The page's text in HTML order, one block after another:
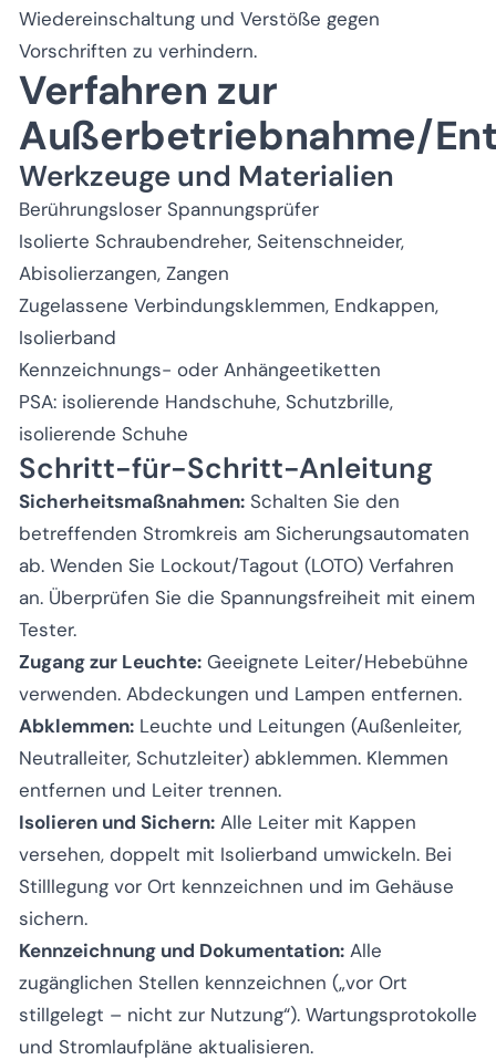
Wiedereinschaltung und Verstöße gegen
Vorschriften zu verhindern.
Verfahren zur
Außerbetriebnahme/
Werkzeuge und Materialien
Berührungsloser Spannungsprüfer
Isolierte Schraubendreher, Seitenschneider,
Abisolierzangen, Zangen
Zugelassene Verbindungsklemmen, Endkappen,
Isolierband
Kennzeichnungs- oder Anhängeetiketten
PSA: isolierende Handschuhe, Schutzbrille,
isolierende Schuhe
Schritt-für-Schritt-Anleitung
Sicherheitsmaßnahmen: Schalten Sie den
betreffenden Stromkreis am Sicherungsautomaten
ab. Wenden Sie Lockout/Tagout (LOTO) Verfahren
an. Überprüfen Sie die Spannungsfreiheit mit einem
Tester.
Zugang zur Leuchte: Geeignete Leiter/Hebebühne
verwenden. Abdeckungen und Lampen entfernen.
Abklemmen: Leuchte und Leitungen (Außenleiter,
Neutralleiter, Schutzleiter) abklemmen. Klemmen
entfernen und Leiter trennen.
Isolieren und Sichern: Alle Leiter mit Kappen
versehen, doppelt mit Isolierband umwickeln. Bei
Stilllegung vor Ort kennzeichnen und im Gehäuse
sichern.
Kennzeichnung und Dokumentation: Alle
zugänglichen Stellen kennzeichnen („vor Ort
stillgelegt – nicht zur Nutzung“). Wartungsprotokolle
und Stromlaufpläne aktualisieren.